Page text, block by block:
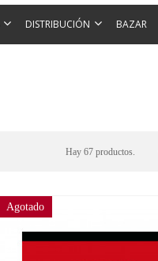
DISTRIBUCIÓN BAZAR
Hay 67 productos.
Agotado